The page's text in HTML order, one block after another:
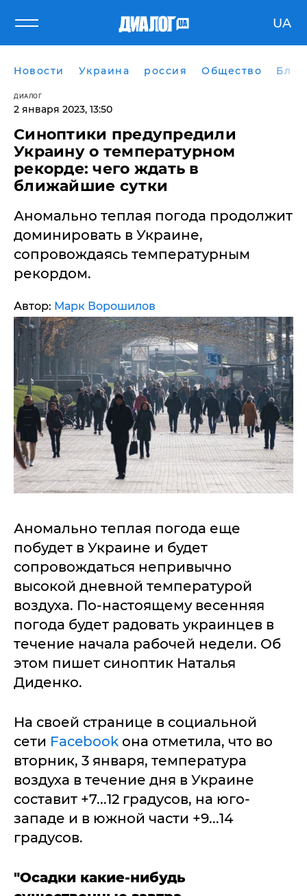
UA
Новости Украина россия Общество
ДИАЛОГ
2 января 2023, 13:50
Синоптики предупредили
Украину о температурном
рекорде: чего ждать в
ближайшие сутки
Аномально теплая погода продолжит
доминировать в Украине,
сопровождаясь температурным
рекордом.
Автор: Марк Ворошилов
Аномально теплая погода еще
побудет в Украине и будет
сопровождаться непривычно
высокой дневной температурой
воздуха. По-настоящему весенняя
погода будет радовать украинцев в
течение начала рабочей недели. Об
этом пишет синоптик Наталья
Диденко.
На своей странице в социальной
сети Facebook она отметила, что во
вторник, 3 января, температура
воздуха в течение дня в Украине
составит +7...12 градусов, на юго-
западе и в южной части +9...14
градусов.
"Осадки какие-нибудь